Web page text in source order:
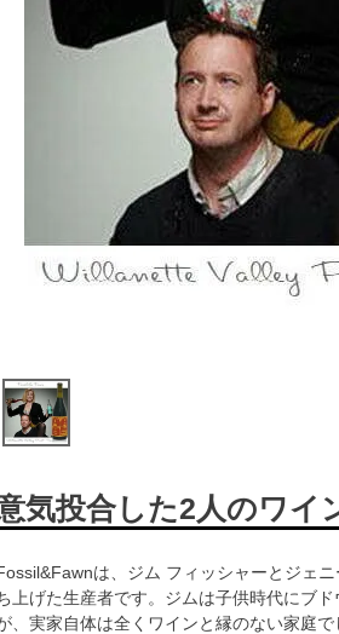
気投合した2人のワイ
は、ジム フィッシャーとジェ
上げた生産者です。ジムは子供時代にブ
、実家自体は全くワインと縁のない家庭